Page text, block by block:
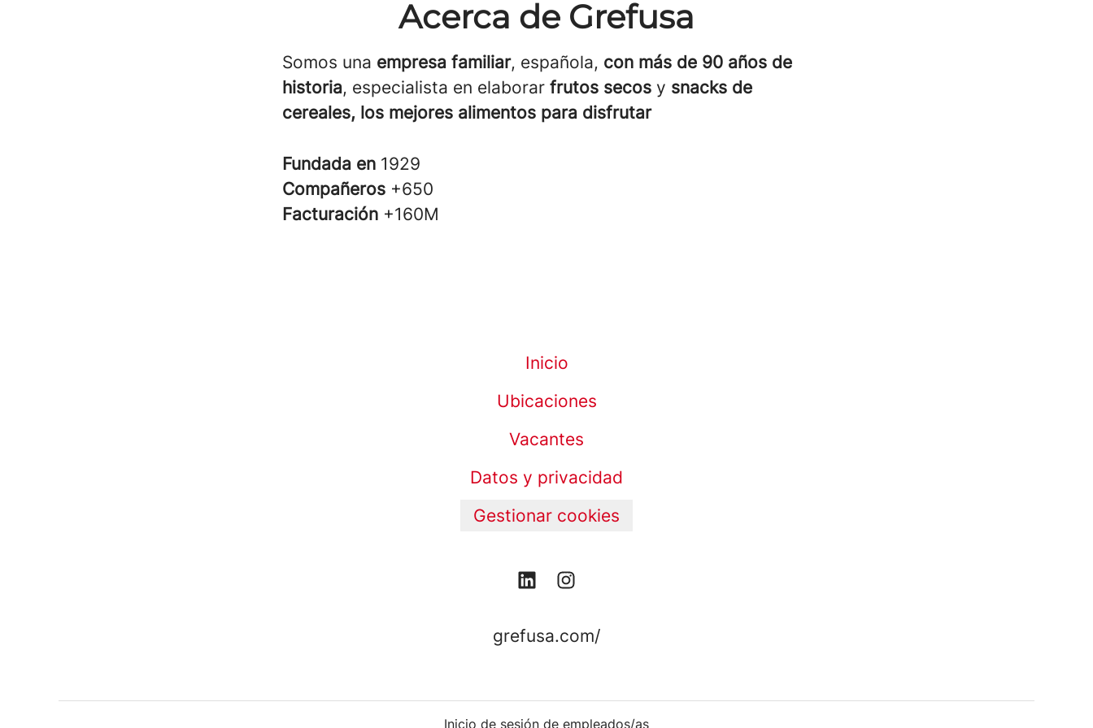
Acerca de Grefusa
Somos una empresa familiar, española, con más de 90 años de
historia, especialista en elaborar frutos secos y snacks de
cereales, los mejores alimentos para disfrutar
Fundada en 1929
Compañeros +650
Facturación +160M
Inicio
Ubicaciones
Vacantes
Datos y privacidad
Gestionar cookies
grefusa.com/
Inicio de sesión de empleados/as